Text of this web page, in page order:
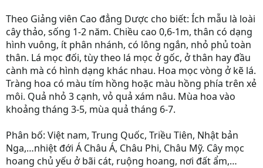
Theo Giảng viên Cao đẳng Dược cho biết: Ích mẫu là loài
cây thảo, sống 1-2 năm. Chiều cao 0,6-1m, thân có dạng
hình vuông, ít phân nhánh, có lông ngắn, nhỏ phủ toàn
thân. Lá mọc đối, tùy theo lá mọc ở gốc, ở thân hay đầu
cành mà có hình dạng khác nhau. Hoa mọc vòng ở kẽ lá.
Tràng hoa có màu tím hồng hoặc màu hồng phía trên xẻ
môi. Quả nhỏ 3 cạnh, vỏ quả xám nâu. Mùa hoa vào
khoảng tháng 3-5, mùa quả tháng 6-7.
Phân bố: Việt nam, Trung Quốc, Triều Tiên, Nhật bản
Nga,…nhiệt đới Á Châu Á, Châu Phi, Châu Mỹ. Cây mọc
hoang chủ yếu ở bãi cát, ruộng hoang, nơi đất ẩm,…